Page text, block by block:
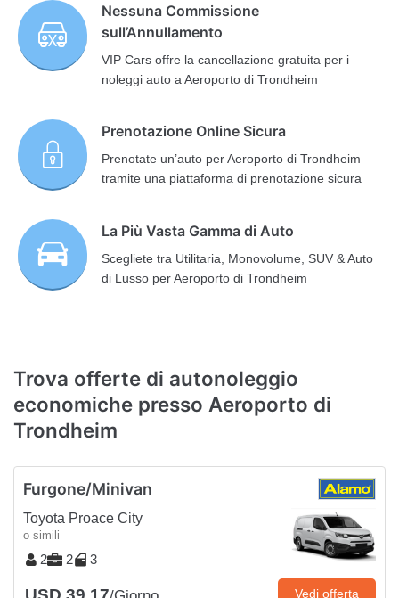
Nessuna Commissione
sull’Annullamento
VIP Cars offre la cancellazione gratuita per i
noleggi auto a Aeroporto di Trondheim
Prenotazione Online Sicura
Prenotate un’auto per Aeroporto di Trondheim
tramite una piattaforma di prenotazione sicura
La Più Vasta Gamma di Auto
Scegliete tra Utilitaria, Monovolume, SUV & Auto
di Lusso per Aeroporto di Trondheim
Trova offerte di autonoleggio
economiche presso Aeroporto di
Trondheim
Furgone/Minivan
Toyota Proace City
o simili
2 2 3
Vedi offerta